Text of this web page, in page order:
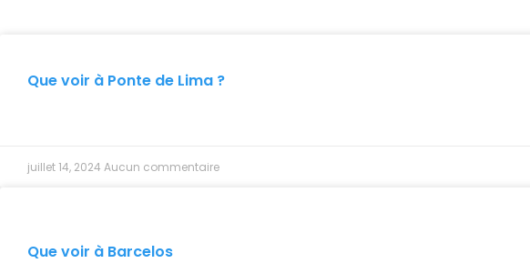
Que voir à Ponte de Lima ?
juillet 14, 2024 Aucun commentaire
Que voir à Barcelos